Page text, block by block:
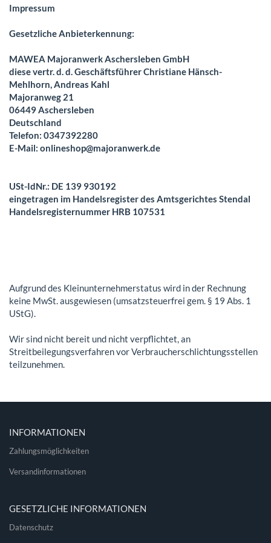
Impressum
Gesetzliche Anbieterkennung:
MAWEA Majoranwerk Aschersleben GmbH
diese vertr. d. d. Geschäftsführer Christiane Hänsch-
Mehlhorn, Andreas Kahl
Majoranweg 21
06449 Aschersleben
Deutschland
Telefon: 0347392280
E-Mail: onlineshop@majoranwerk.de
USt-IdNr.: DE 139 930192
eingetragen im Handelsregister des Amtsgerichtes Stendal
Handelsregisternummer HRB 107531
Aufgrund des Kleinunternehmerstatus wird in der Rechnung
keine MwSt. ausgewiesen (umsatzsteuerfrei gem. § 19 Abs. 1
UStG).
Wir sind nicht bereit und nicht verpflichtet, an
Streitbeilegungsverfahren vor Verbraucherschlichtungsstellen
teilzunehmen.
INFORMATIONEN
Zahlungsmöglichkeiten
Versandinformationen
GESETZLICHE INFORMATIONEN
Datenschutz